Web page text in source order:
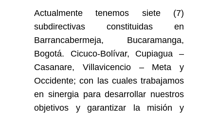
Actualmente tenemos siete (7)
subdirectivas constituidas en
Barrancabermeja, Bucaramanga,
Bogotá. Cicuco-Bolívar, Cupiagua –
Casanare, Villavicencio – Meta y
Occidente; con las cuales trabajamos
en sinergia para desarrollar nuestros
objetivos y garantizar la misión y